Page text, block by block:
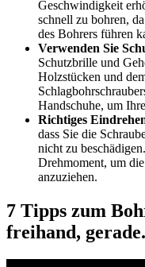
Geschwindigkeit
schnell zu bohren,
des Bohrers führen
Verwenden Sie
Schutzbrille und
Holzstücken und
Handschuhe, um
Richtiges
dass Sie die
nicht zu
Drehmoment, um
anzuziehen.
7 Tipps zum
freihand,